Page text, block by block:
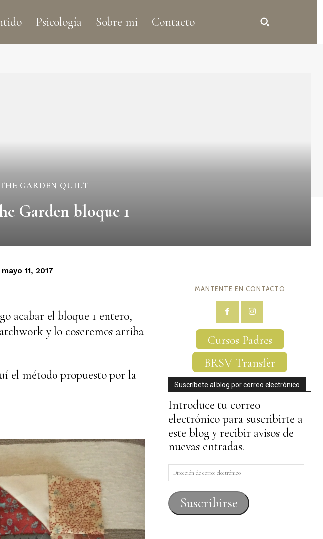
Psicología Sobre mi Contacto
GARDEN QUILT
Garden bloque 1
mayo 11, 2017
acabar el bloque 1 entero,
y lo coseremos arriba
el método propuesto por la
MANTENTE EN CONTACTO
Cursos Padres
BRSV Transfer
Suscríbete al blog por correo electrónico
Introduce tu correo
electrónico para suscribirte a
este blog y recibir avisos de
nuevas entradas.
Dirección
de
correo
electrónico
Suscribirse